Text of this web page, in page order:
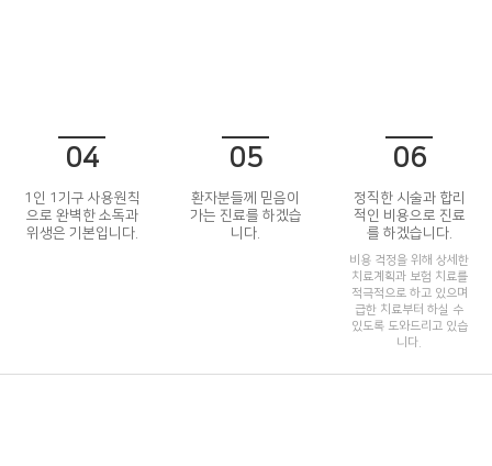
04
1인 1기구 사용원칙
으로 완벽한 소독과
위생은 기본입니다.
05
환자분들께 믿음이
가는 진료를 하겠습
니다.
06
정직한 시술과 합리
적인 비용으로 진료
를 하겠습니다.
비용 걱정을 위해 상세한
치료계획과 보험 치료를
적극적으로 하고 있으며
급한 치료부터 하실 수
있도록 도와드리고 있습
니다.